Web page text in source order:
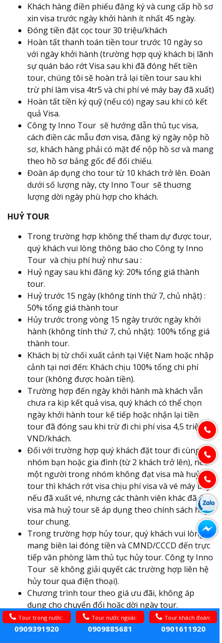
Khách hàng điền phiếu đăng ký và cung cấp hồ sơ
xin visa trước ngày khởi hành ít nhất 45 ngày.
Đóng tiền đặt cọc tour 30 triệu/khách
Hoàn tất thanh toán tiền tour trước 10 ngày so
với ngày khởi hành (trường hợp quý khách bị lãnh
sự quán báo rớt Visa sau khi đã đóng hết tiền
tour, chúng tôi sẽ hoàn trả lại tiền tour sau khi
trừ phí làm visa 4tr5 và chi phí vé máy bay đã xuất)
Hoàn tất tiền ký quỹ (nếu có) ngay sau khi có kết
quả Visa.
Công ty Inno Tour sẽ hướng dẫn thủ tục visa,
cách điền các mẫu đơn visa, đăng ký ngày nộp hồ
sơ, khách hàng phải có mặt để nộp hồ sơ và mang
theo hồ sơ bảng gốc để đối chiếu.
Đoàn áp dụng cho tour từ 10 khách trở lên. Đoàn
dưới số lượng này, cty Inno Tour sẽ thuơng
lượng dời ngày phù hợp cho khách.
HUỶ TOUR
Trong trường hợp không thể tham dự được tour,
quý khách vui lòng thông báo cho Công ty Inno
Tour và chịu phí huỷ như sau :
Huỷ ngay sau khi đăng ký: 20% tổng giá thành
tour.
Huỷ trước 15 ngày (không tính thứ 7, chủ nhật) :
50% tổng giá thành tour
Hủy trước trong vòng 15 ngày trước ngày khởi
hành (không tính thứ 7, chủ nhật): 100% tổng giá
thành tour.
Khách bị từ chối xuất cảnh tại Việt Nam hoặc nhập
cảnh tại nơi đến: Khách chịu 100% tổng chi phí
tour (không được hoàn tiền).
Trường hợp đến ngày khởi hành mà khách vẫn
chưa ra kịp kết quả visa, quý khách có thể chọn
ngày khởi hành tour kế tiếp hoặc nhận lại tiền
tour đã đóng sau khi trừ đi chi phí visa 4,5 triệu
VND/khách.
Đối với trường hợp quý khách đặt tour đi cùng
nhóm bạn hoặc gia đình (từ 2 khách trở lên), nếu
một người trong nhóm không đạt visa mà huỷ
tour thì khách rớt visa chịu phí visa và vé máy bay
nếu đã xuất vé, nhưng các thành viên khác đã đạt
visa mà huỷ tour sẽ áp dụng theo chính sách hủy
tour chung.
Trong trường hợp hủy tour, quý khách vui lòng
mang biên lai đóng tiền và CMND/CCCD đến trực
tiếp văn phòng làm thủ tục hủy tour. Công ty Inno
Tour sẽ không giải quyết các trường hợp liên hệ
hủy tour qua điện thoại).
Chương trình tour theo giá ưu đãi, không áp
dụng cho chuyển đổi hoặc dời ngày tour.
LƯU Ý KHÁC
Tour trong nước:
0909391920
Tour nước ngoài:
0909885681
Tour khách đoàn:
0901611920